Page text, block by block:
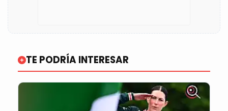
TE PODRÍA INTERESAR